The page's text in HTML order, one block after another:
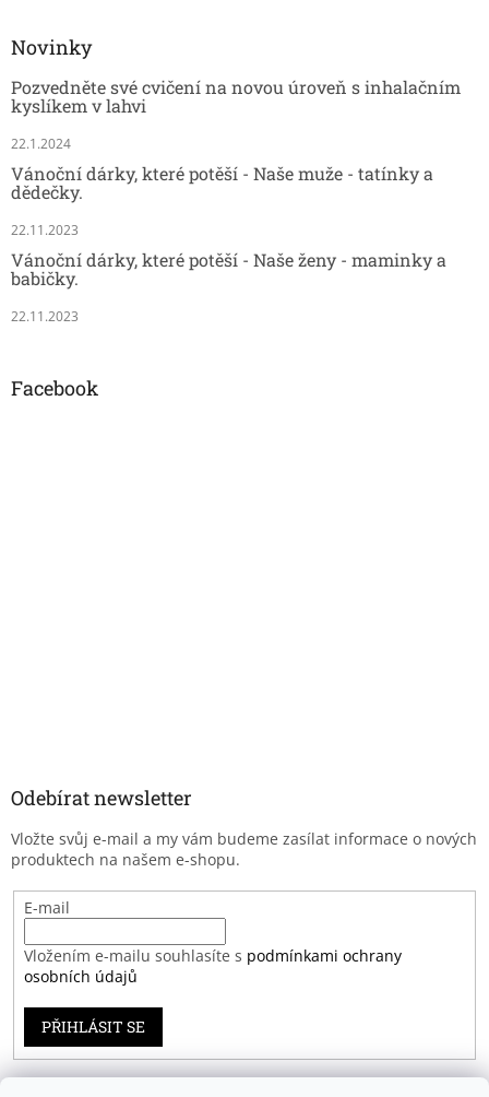
Novinky
Pozvedněte své cvičení na novou úroveň s inhalačním
kyslíkem v lahvi
22.1.2024
Vánoční dárky, které potěší - Naše muže - tatínky a
dědečky.
22.11.2023
Vánoční dárky, které potěší - Naše ženy - maminky a
babičky.
22.11.2023
Facebook
Odebírat newsletter
Vložte svůj e-mail a my vám budeme zasílat informace o nových
produktech na našem e-shopu.
E-mail
Vložením e-mailu souhlasíte s podmínkami ochrany
osobních údajů
PŘIHLÁSIT SE